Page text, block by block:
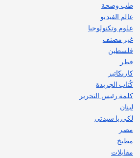
طب وصحة
عالم الفيديو
علوم وتكنولوجيا
غير مصنف
فلسطين
قطر
كاريكاتير
كُتاب الجريدة
كلمة رئيس التحرير
لبنان
لكي يا سيدتي
مصر
مطبخ
مقابلات